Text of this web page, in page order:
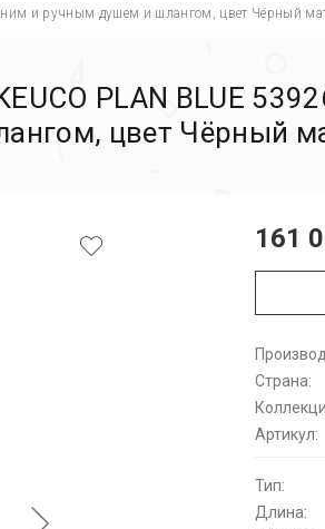
и ручным душем и шлангом, цвет Чёрный
PLAN BLUE
цвет Чёрный
161
Страна:
Артикул:
Тип:
Длина: